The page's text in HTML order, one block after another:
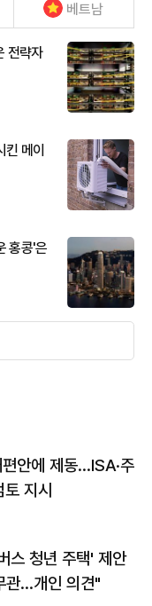
베트남
전략자
킨 메이
홍콩'은
안에 제동…ISA·주
지시
스 청년 주택' 제안
관…개인 의견"